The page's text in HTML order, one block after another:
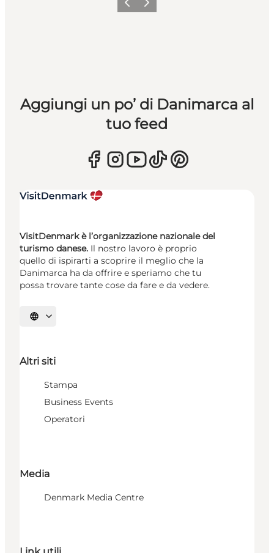
Precedente
Avanti
Aggiungi un po’ di Danimarca al
tuo feed
VisitDenmark è l’organizzazione nazionale del
turismo danese. Il nostro lavoro è proprio
quello di ispirarti a scoprire il meglio che la
Danimarca ha da offrire e speriamo che tu
possa trovare tante cose da fare e da vedere.
Seleziona la lingua
Altri siti
Stampa
Business Events
Operatori
Media
Denmark Media Centre